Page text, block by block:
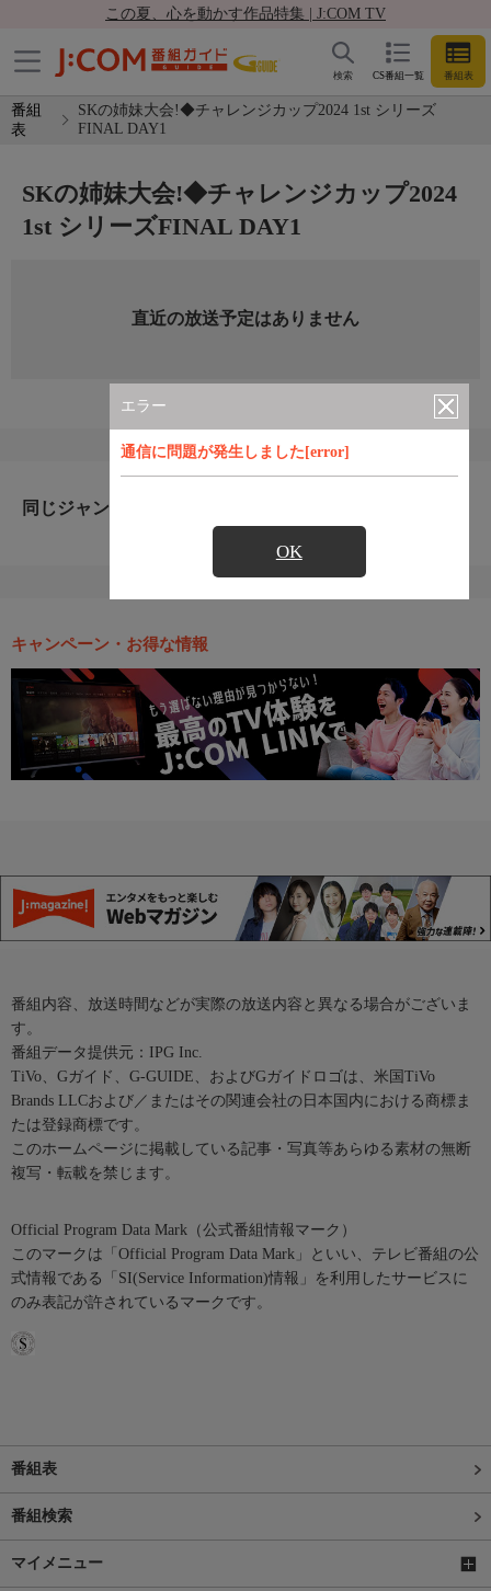
この夏、心を動かす作品特集 | J:COM TV
CS番組一覧 番組表
検索
番組
表
SKの姉妹大会!◆チャレンジカップ2024 1st シリーズ
FINAL DAY1
エラー
通信に問題が発生しました[error]
OK
SKの姉妹大会!◆チャレンジカップ2024
1st シリーズFINAL DAY1
直近の放送予定はありません
同じジャンルのおすすめ番組
キャンペーン・お得な情報
番組内容、放送時間などが実際の放送内容と異なる場合がございま
す。
番組データ提供元：IPG Inc.
TiVo、Gガイド、G-GUIDE、およびGガイドロゴは、米国TiVo
Brands LLCおよび／またはその関連会社の日本国内における商標ま
たは登録商標です。
このホームページに掲載している記事・写真等あらゆる素材の無断
複写・転載を禁じます。
Official Program Data Mark（公式番組情報マーク）
このマークは「Official Program Data Mark」といい、テレビ番組の公
式情報である「SI(Service Information)情報」を利用したサービスに
のみ表記が許されているマークです。
番組表
番組検索
マイメニュー